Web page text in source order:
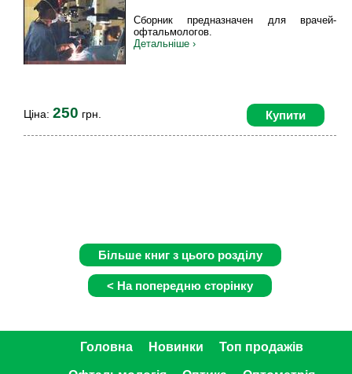
Сборник предназначен для врачей-
офтальмологов.
Детальніше ›
Купити
Ціна: 250 грн.
Головна Новинки Топ продажів